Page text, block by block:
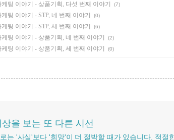
케팅 이야기 - 상품기획, 다섯 번째 이야기 (7)
케팅 이야기 - STP, 네 번째 이야기 (0)
케팅 이야기 - STP, 세 번째 이야기 (6)
케팅 이야기 - 상품기획, 네 번째 이야기 (2)
케팅 이야기 - 상품기획, 세 번째 이야기 (0)
상을 보는 또 다른 시선
는 '사실'보다 '희망'이 더 절박할 때가 있습니다. 적절